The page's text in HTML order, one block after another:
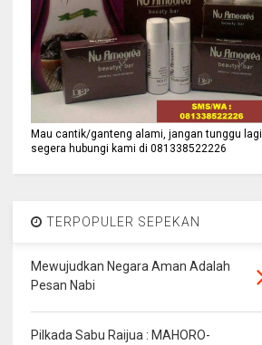
Mau cantik/ganteng alami, jangan tunggu lagi,
segera hubungi kami di 081338522226
TERPOPULER SEPEKAN
Mewujudkan Negara Aman Adalah
Pesan Nabi
Pilkada Sabu Raijua : MAHORO-